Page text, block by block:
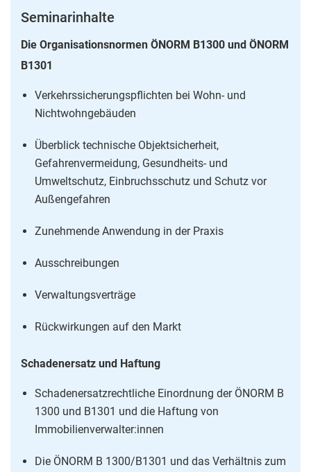
Seminarinhalte
Die Organisationsnormen ÖNORM B1300 und ÖNORM
B1301
Verkehrssicherungspflichten bei Wohn- und
Nichtwohngebäuden
Überblick technische Objektsicherheit,
Gefahrenvermeidung, Gesundheits- und
Umweltschutz, Einbruchsschutz und Schutz vor
Außengefahren
Zunehmende Anwendung in der Praxis
Ausschreibungen
Verwaltungsverträge
Rückwirkungen auf den Markt
Schadenersatz und Haftung
Schadenersatzrechtliche Einordnung der ÖNORM B
1300 und B1301 und die Haftung von
Immobilienverwalter:innen
Die ÖNORM B 1300/B1301 und das Verhältnis zum